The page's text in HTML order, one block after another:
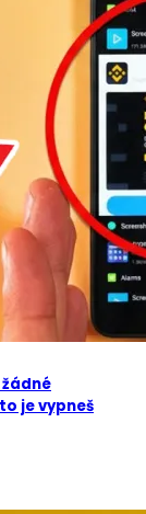
žádné
je vypneš